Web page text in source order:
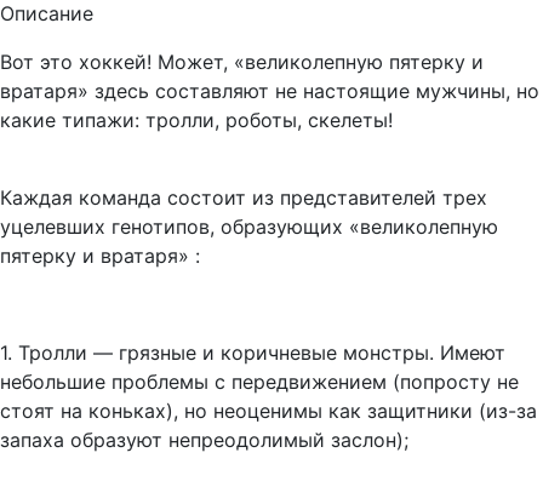
Описание
Вот это хоккей! Может, «великолепную пятерку и
вратаря» здесь составляют не настоящие мужчины, но
какие типажи: тролли, роботы, скелеты!
Каждая команда состоит из представителей трех
уцелевших генотипов, образующих «великолепную
пятерку и вратаря» :
1. Тролли — грязные и коричневые монстры. Имеют
небольшие проблемы с передвижением (попросту не
стоят на коньках), но неоценимы как защитники (из-за
запаха образуют непреодолимый заслон);